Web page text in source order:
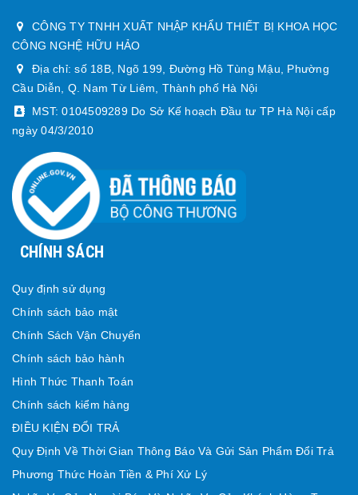
CÔNG TY TNHH XUẤT NHẬP KHẨU THIẾT BỊ KHOA HỌC
CÔNG NGHỆ HỮU HẢO
Địa chỉ: số 18B, Ngõ 199, Đường Hồ Tùng Mậu, Phường
Cầu Diễn, Q. Nam Từ Liêm, Thành phố Hà Nội
MST: 0104509289 Do Sở Kế hoạch Đầu tư TP Hà Nội cấp
ngày 04/3/2010
CHÍNH SÁCH
Quy định sử dụng
Chính sách bảo mật
Chính Sách Vận Chuyển
Chính sách bảo hành
Hình Thức Thanh Toán
Chính sách kiểm hàng
ĐIỀU KIỆN ĐỔI TRẢ
Quy Định Về Thời Gian Thông Báo Và Gửi Sản Phẩm Đổi Trả
Phương Thức Hoàn Tiền & Phí Xử Lý